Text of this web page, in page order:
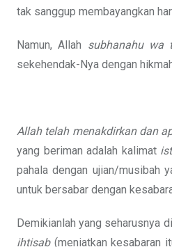
tak sanggup membayangkan
Namun, Allah subhanahu wa
sekehendak-Nya dengan
Allah telah menakdirkan dan
yang beriman adalah kalimat
pahala dengan ujian/musibah
untuk bersabar dengan
Demikianlah yang seharusnya
ihtisab (meniatkan kesabaran